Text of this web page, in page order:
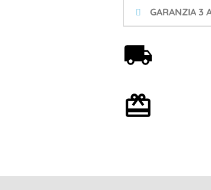
GARANZIA 3